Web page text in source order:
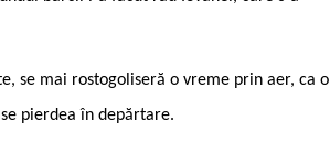
se mai rostogoliseră o vreme prin aer, ca o
pierdea în depărtare.